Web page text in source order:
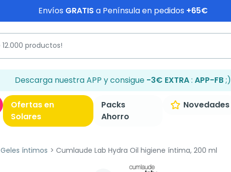
Envíos GRATIS a Península en pedidos +65€
Descarga nuestra APP y consigue -3€ EXTRA: APP-FB;)
Ofertas en
Solares
Packs
Ahorro
Novedades
Geles íntimos Cumlaude Lab Hydra Oil higiene íntima, 200 ml